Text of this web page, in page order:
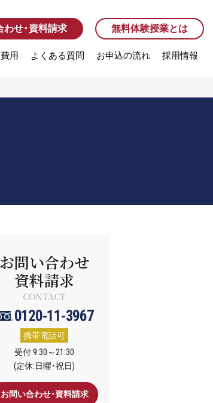
わせ・資料請求 無料体験授業とは
費用 よくある質問 お申込の流れ 採用情報
わせ・資料請求 無料体験授業とは
費用 よくある質問 お申込の流れ 採用情報
お問い合わせ
資料請求
CONTACT
0120-11-3967
携帯電話可
受付:9:30～21:30
(定休:日曜・祝日)
お問い合わせ・資料請求